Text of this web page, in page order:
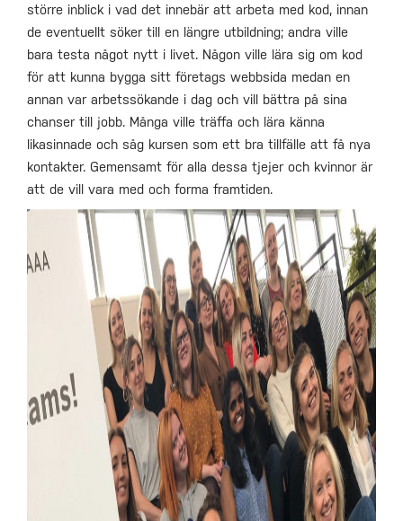
större inblick i vad det innebär att arbeta med kod, innan
de eventuellt söker till en längre utbildning; andra ville
bara testa något nytt i livet. Någon ville lära sig om kod
för att kunna bygga sitt företags webbsida medan en
annan var arbetssökande i dag och vill bättra på sina
chanser till jobb. Många ville träffa och lära känna
likasinnade och såg kursen som ett bra tillfälle att få nya
kontakter. Gemensamt för alla dessa tjejer och kvinnor är
att de vill vara med och forma framtiden.